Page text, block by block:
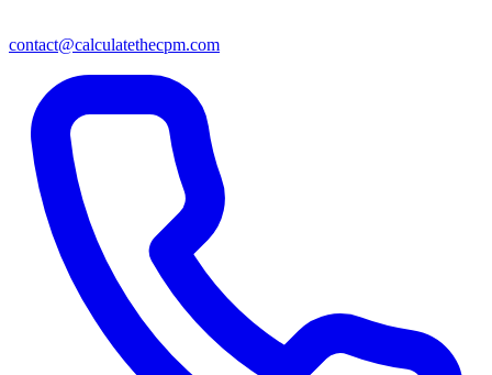
contact@calculatethecpm.com